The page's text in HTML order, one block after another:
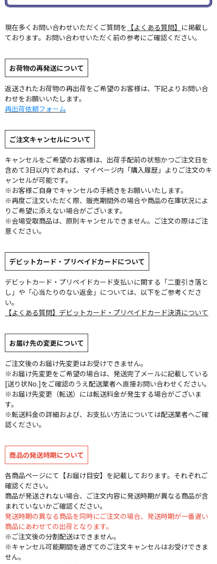
現在多くお問い合わせいただくご質問を 【よくある質問】 に掲載し
ております。お問い合わせいただく前の参考にご確認ください。
お荷物の再発送について
返送されたお荷物の再出荷をご希望のお客様は、下記よりお問い合
わせをお願いいたします。
再出荷依頼フォーム
ご注文キャンセルについて
キャンセルをご希望のお客様は、出荷手配前の状態かつご注文日を
含めて3日以内であれば、マイページ内「購入履歴」よりご注文のキ
ャンセルが可能です。
※お客様ご自身でキャンセルの手続きをお願いいたします。
※再度ご注文いただく際、販売期間外の場合や商品の在庫状況によ
りご希望に添えない場合がございます。
※会場受取商品は、原則キャンセルできません。ご注文の際はご注
意ください。
デビットカード・プリペイドカードについて
デビットカード・プリペイドカード支払いに関する「二重引き落と
し」や「心当たりのない返金」については、以下をご参考くださ
い。
【よくある質問】デビットカード・プリペイドカード決済について
お届け先の変更について
ご注文後のお届け先変更はお受けできません。
※お届け先変更をご希望の場合は、発送完了メールに記載している
[送り状No.]をご確認のうえ配送業者へ直接お問い合わせください。
※お届け先変更（転送）には転送料金が発生する場合がございま
す。
※転送料金の詳細および、お支払い方法については配送業者へご確
認ください。
商品の発送時期について
各商品ページにて【お届け目安】を記載しております。それぞれご
確認ください。
商品が発送されない場合、ご注文内容に発送時期が異なる商品が含
まれていないかご確認ください。
発送時期の異なる商品を同時にご注文の場合、発送時期が一番遅い
商品にあわせての出荷となります。
※ご注文後の分割配送はできません。
※キャンセル可能期間を過ぎてのご注文キャンセルはお受けできま
せん。